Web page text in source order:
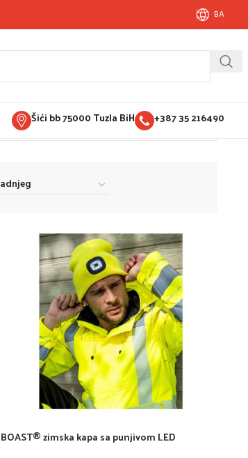
BA
Šići bb 75000 Tuzla BiH +387 35 216490
BOAST® zimska kapa sa punjivom LED